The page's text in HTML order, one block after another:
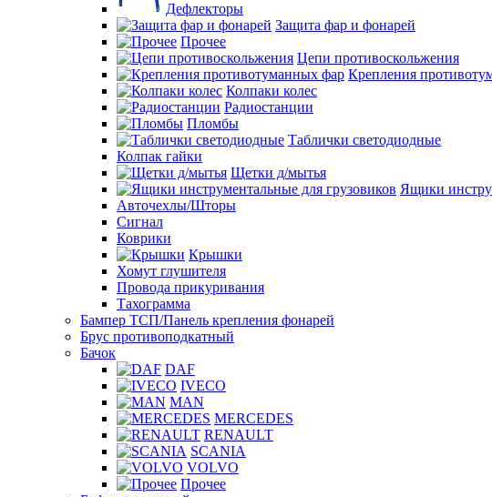
Дефлекторы
Защита фар и фонарей
Прочее
Цепи противоскольжения
Крепления
Колпаки колес
Радиостанции
Пломбы
Таблички светодиодные
Колпак гайки
Щетки д/мытья
Ящики
Авточехлы/Шторы
Сигнал
Коврики
Крышки
Хомут глушителя
Провода прикуривания
Тахограмма
Бампер ТСП/Панель крепления фонарей
Брус противоподкатный
Бачок
DAF
IVECO
MAN
MERCEDES
RENAULT
SCANIA
VOLVO
Прочее